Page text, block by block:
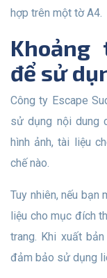
hợp trên một tờ A4.
Khoảng trống Sudoku lớn
để sử
Công ty Escape Sudoku không yêu cầu thanh toán cho việc
sử dụng nội dung
hình ảnh, tài liệu
chế nào.
Tuy nhiên, nếu bạn muốn sử dụng hình ảnh, văn bản hoặc tài
liệu cho mục đích
trang. Khi xuất
đảm bảo sử dụng